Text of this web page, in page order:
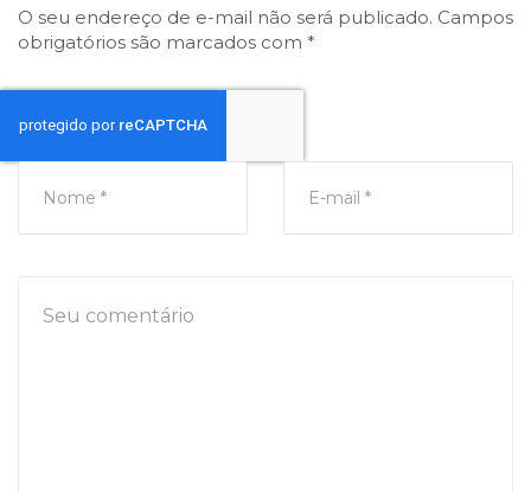
O seu endereço de e-mail não será publicado. Campos
obrigatórios são marcados com *